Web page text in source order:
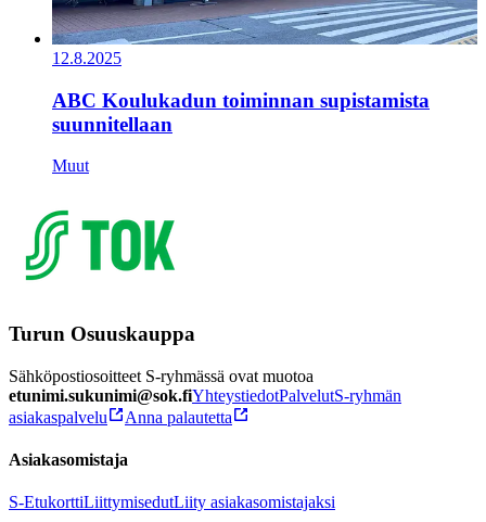
12.8.2025
ABC Koulukadun toiminnan supistamista
suunnitellaan
Muut
Turun Osuuskauppa
Sähköpostiosoitteet S-ryhmässä ovat muotoa
etunimi.sukunimi@sok.fiYhteystiedotPalvelutS-ryhmän
asiakaspalvelu
Anna palautetta
Asiakasomistaja
S-EtukorttiLiittymisedutLiity asiakasomistajaksi